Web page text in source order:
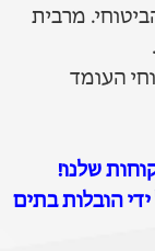
מרבית
העומד
שלנו!
הובלות בתים